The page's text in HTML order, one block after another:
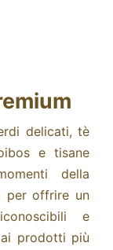
delicati, tè
e tisane
della
per offrire un
e
ai prodotti più